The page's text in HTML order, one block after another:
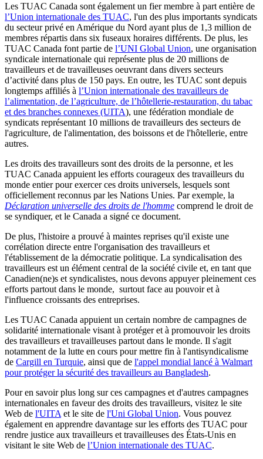
Les TUAC Canada sont également un fier membre à part entière de
l’Union internationale des TUAC, l'un des plus importants syndicats
du secteur privé en Amérique du Nord ayant plus de 1,3 million de
membres répartis dans six fuseaux horaires différents. De plus, les
TUAC Canada font partie de l’UNI Global Union, une organisation
syndicale internationale qui représente plus de 20 millions de
travailleurs et de travailleuses oeuvrant dans divers secteurs
d’activité dans plus de 150 pays. En outre, les TUAC sont depuis
longtemps affiliés à l’Union internationale des travailleurs de
l’alimentation, de l’agriculture, de l’hôtellerie-restauration, du tabac
et des branches connexes (UITA), une fédération mondiale de
syndicats représentant 10 millions de travailleurs des secteurs de
l'agriculture, de l'alimentation, des boissons et de l'hôtellerie, entre
autres.
Les droits des travailleurs sont des droits de la personne, et les
TUAC Canada appuient les efforts courageux des travailleurs du
monde entier pour exercer ces droits universels, lesquels sont
officiellement reconnus par les Nations Unies. Par exemple, la
Déclaration universelle des droits de l'homme comprend le droit de
se syndiquer, et le Canada a signé ce document.
De plus, l'histoire a prouvé à maintes reprises qu'il existe une
corrélation directe entre l'organisation des travailleurs et
l'établissement de la démocratie politique. La syndicalisation des
travailleurs est un élément central de la société civile et, en tant que
Canadien(ne)s et syndicalistes, nous devons appuyer pleinement ces
efforts partout dans le monde, surtout face au pouvoir et à
l'influence croissants des entreprises.
Les TUAC Canada appuient un certain nombre de campagnes de
solidarité internationale visant à protéger et à promouvoir les droits
des travailleurs et travailleuses partout dans le monde. Il s'agit
notamment de la lutte en cours pour mettre fin à l'antisyndicalisme
de Cargill en Turquie, ainsi que de l'appel mondial lancé à Walmart
pour protéger la sécurité des travailleurs au Bangladesh.
Pour en savoir plus long sur ces campagnes et d'autres campagnes
internationales en faveur des droits des travailleurs, visitez le site
Web de l'UITA et le site de l'Uni Global Union. Vous pouvez
également en apprendre davantage sur les efforts des TUAC pour
rendre justice aux travailleurs et travailleuses des États-Unis en
visitant le site Web de l’Union internationale des TUAC.